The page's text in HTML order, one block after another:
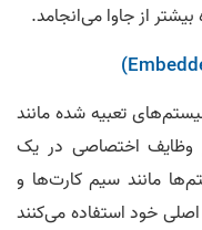
بیشتر از جاوا می‌انجامد.
تعبیه شده مانند
وظایف اختصاصی در یک
مانند سیم کارت‌ها و
اصلی خود استفاده می‌کنند